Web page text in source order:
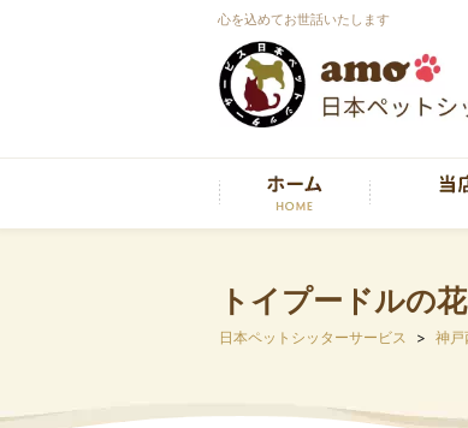
心を込めてお世話いたします
トイプードルの
日本ペットシッターサービス 神戸